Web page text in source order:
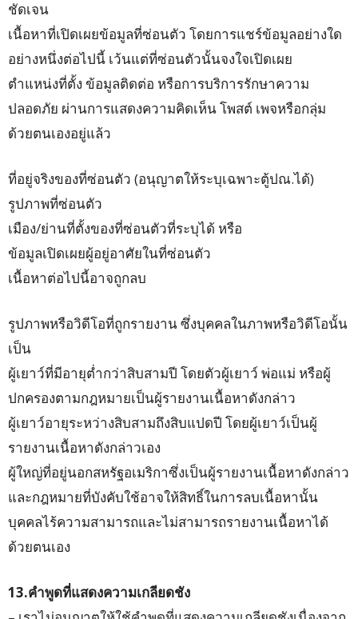
ชัดเจน
เนื้อหาที่เปิดเผยข้อมูลที่ซ่อนตัว โดยการแชร์ข้อมูลอย่างใด
อย่างหนึ่งต่อไปนี้ เว้นแต่ที่ซ่อนตัวนั้นจงใจเปิดเผย
ตำแหน่งที่ตั้ง ข้อมูลติดต่อ หรือการบริการรักษาความ
ปลอดภัย ผ่านการแสดงความคิดเห็น โพสต์ เพจหรือกลุ่ม
ด้วยตนเองอยู่แล้ว
ที่อยู่จริงของที่ซ่อนตัว (อนุญาตให้ระบุเฉพาะตู้ปณ.ได้)
รูปภาพที่ซ่อนตัว
เมือง/ย่านที่ตั้งของที่ซ่อนตัวที่ระบุได้ หรือ
ข้อมูลเปิดเผยผู้อยู่อาศัยในที่ซ่อนตัว
เนื้อหาต่อไปนี้อาจถูกลบ
รูปภาพหรือวิดีโอที่ถูกรายงาน ซึ่งบุคคลในภาพหรือวิดีโอนั้น
เป็น
ผู้เยาว์ที่มีอายุต่ำกว่าสิบสามปี โดยตัวผู้เยาว์ พ่อแม่ หรือผู้
ปกครองตามกฎหมายเป็นผู้รายงานเนื้อหาดังกล่าว
ผู้เยาว์อายุระหว่างสิบสามถึงสิบแปดปี โดยผู้เยาว์เป็นผู้
รายงานเนื้อหาดังกล่าวเอง
ผู้ใหญ่ที่อยู่นอกสหรัฐอเมริกาซึ่งเป็นผู้รายงานเนื้อหาดังกล่าว
และกฎหมายที่บังคับใช้อาจให้สิทธิ์ในการลบเนื้อหานั้น
บุคคลไร้ความสามารถและไม่สามารถรายงานเนื้อหาได้
ด้วยตนเอง
13.คำพูดที่แสดงความเกลียดชัง